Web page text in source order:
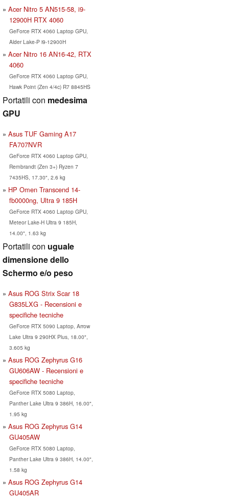
Acer Nitro 5 AN515-58, i9-
12900H RTX 4060
GeForce RTX 4060 Laptop GPU,
Alder Lake-P i9-12900H
Acer Nitro 16 AN16-42, RTX
4060
GeForce RTX 4060 Laptop GPU,
Hawk Point (Zen 4/4c) R7 8845HS
Portatili con medesima
GPU
Asus TUF Gaming A17
FA707NVR
GeForce RTX 4060 Laptop GPU,
Rembrandt (Zen 3+) Ryzen 7
7435HS, 17.30", 2.6 kg
HP Omen Transcend 14-
fb0000ng, Ultra 9 185H
GeForce RTX 4060 Laptop GPU,
Meteor Lake-H Ultra 9 185H,
14.00", 1.63 kg
Portatili con uguale
dimensione dello
Schermo e/o peso
Asus ROG Strix Scar 18
G835LXG - Recensioni e
specifiche tecniche
GeForce RTX 5090 Laptop, Arrow
Lake Ultra 9 290HX Plus, 18.00",
3.605 kg
Asus ROG Zephyrus G16
GU606AW - Recensioni e
specifiche tecniche
GeForce RTX 5080 Laptop,
Panther Lake Ultra 9 386H, 16.00",
1.95 kg
Asus ROG Zephyrus G14
GU405AW
GeForce RTX 5080 Laptop,
Panther Lake Ultra 9 386H, 14.00",
1.58 kg
Asus ROG Zephyrus G14
GU405AR